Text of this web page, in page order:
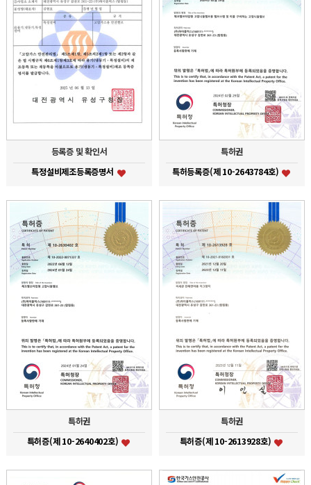
등록증 및 확인서
특정설비제조등록증명서
특허권
특허등록증(제 10-2643784호)
특허권
특허증(제 10-2640402호)
특허권
특허증(제 10-2613928호)